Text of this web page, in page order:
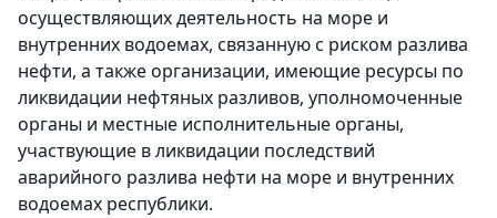
осуществляющих деятельность на море и
внутренних водоемах, связанную с риском разлива
нефти, а также организации, имеющие ресурсы по
ликвидации нефтяных разливов, уполномоченные
органы и местные исполнительные органы,
участвующие в ликвидации последствий
аварийного разлива нефти на море и внутренних
водоемах республики.